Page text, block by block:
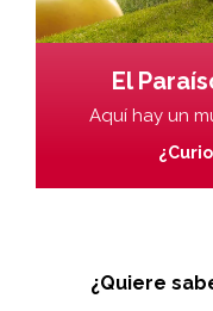
El
Aquí hay un
¿Quiere